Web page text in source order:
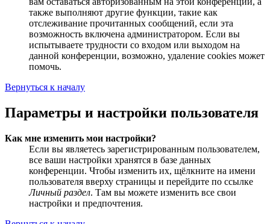
также выполняют другие функции, такие как
отслеживание прочитанных сообщений, если эта
возможность включена администратором. Если вы
испытываете трудности со входом или выходом на
данной конференции, возможно, удаление cookies может
помочь.
Вернуться к началу
Параметры и настройки пользователя
Как мне изменить мои настройки?
Если вы являетесь зарегистрированным пользователем,
все ваши настройки хранятся в базе данных
конференции. Чтобы изменить их, щёлкните на имени
пользователя вверху страницы и перейдите по ссылке
Личный раздел. Там вы можете изменить все свои
настройки и предпочтения.